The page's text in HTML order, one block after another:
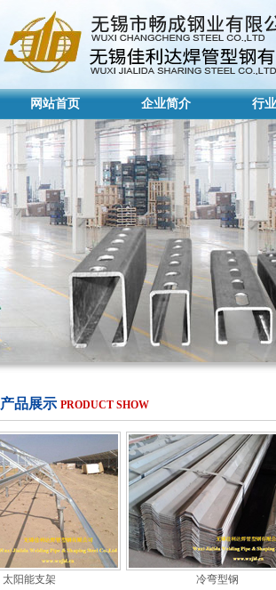
网站首页
网站首页
企业简介
企业简介
行
行
产品展示 PRODUCT SHOW
能支架 冷弯型钢